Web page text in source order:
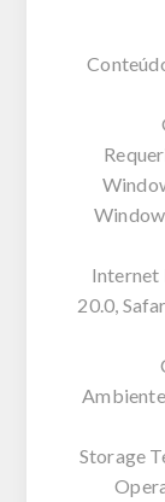
Internet
20.0,
Storage